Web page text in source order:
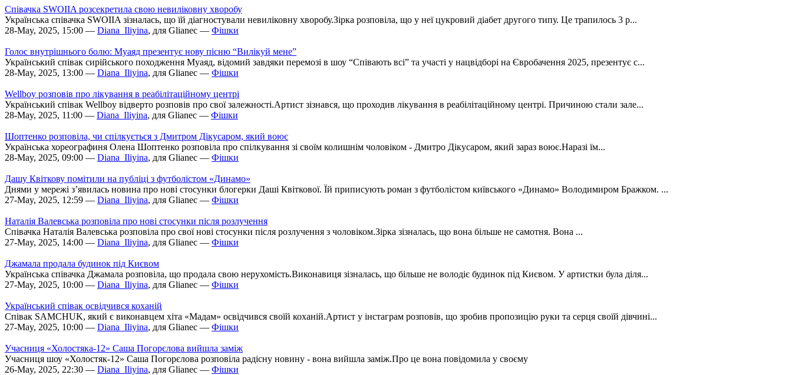
Співачка SWOIIA розсекретила свою невиліковну хворобу
Українська співачка SWOIIA зізналась, що їй діагностували невиліковну хворобу.Зірка розповіла, що у неї цукровий діабет другого типу. Це трапилось 3 р...
28-May, 2025, 15:00 — Diana_Iliyina, для Glianec — Фішки
Голос внутрішнього болю: Муаяд презентує нову пісню “Вилікуй мене”
Український співак сирійського походження Муаяд, відомий завдяки перемозі в шоу “Співають всі” та участі у нацвідборі на Євробачення 2025, презентує с...
28-May, 2025, 13:00 — Diana_Iliyina, для Glianec — Фішки
Wellboy розповів про лікування в реабілітаційному центрі
Український співак Wellboy відверто розповів про свої залежності.Артист зізнався, що проходив лікування в реабілітаційному центрі. Причиною стали зале...
28-May, 2025, 11:00 — Diana_Iliyina, для Glianec — Фішки
Шоптенко розповіла, чи спілкується з Дмитром Дікусаром, який воює
Українська хореографиня Олена Шоптенко розповіла про спілкування зі своїм колишнім чоловіком - Дмитро Дікусаром, який зараз воює.Наразі їм...
28-May, 2025, 09:00 — Diana_Iliyina, для Glianec — Фішки
Дашу Квіткову помітили на публіці з футболістом «Динамо»
Днями у мережі з’явилась новина про нові стосунки блогерки Даші Квіткової. Їй приписують роман з футболістом київського «Динамо» Володимиром Бражком. ...
27-May, 2025, 12:59 — Diana_Iliyina, для Glianec — Фішки
Наталія Валевська розповіла про нові стосунки після розлучення
Співачка Наталія Валевська розповіла про свої нові стосунки після розлучення з чоловіком.Зірка зізналась, що вона більше не самотня. Вона ...
27-May, 2025, 14:00 — Diana_Iliyina, для Glianec — Фішки
Джамала продала будинок під Києвом
Українська співачка Джамала розповіла, що продала свою нерухомість.Виконавиця зізналась, що більше не володіє будинок під Києвом. У артистки була діля...
27-May, 2025, 10:00 — Diana_Iliyina, для Glianec — Фішки
Український співак освідчився коханій
Співак SAMCHUK, який є виконавцем хіта «Мадам» освідчився своїй коханій.Артист у інстаграм розповів, що зробив пропозицію руки та серця своїй дівчині...
27-May, 2025, 10:00 — Diana_Iliyina, для Glianec — Фішки
Учасниця «Холостяка-12» Саша Погорєлова вийшла заміж
Учасниця шоу «Холостяк-12» Саша Погорєлова розповіла радісну новину - вона вийшла заміж.Про це вона повідомила у своєму
26-May, 2025, 22:30 — Diana_Iliyina, для Glianec — Фішки